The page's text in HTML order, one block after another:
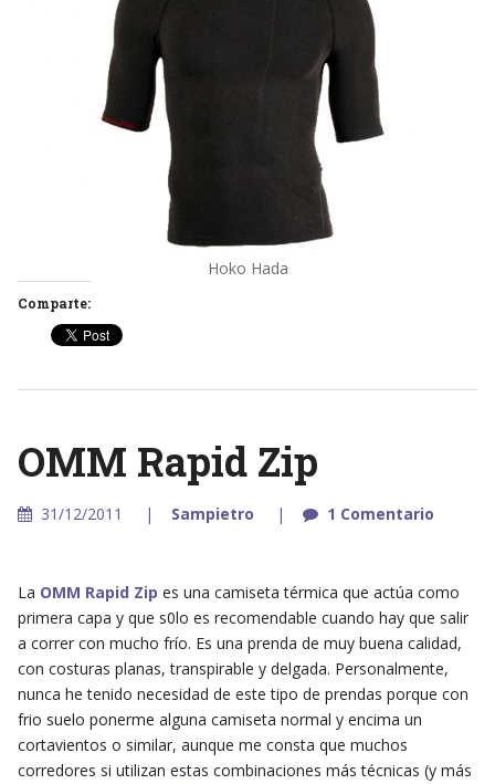
Hoko Hada
Comparte:
OMM Rapid Zip
31/12/2011 Sampietro 1 Comentario
La OMM Rapid Zip es una camiseta térmica que actúa como
primera capa y que s0lo es recomendable cuando hay que salir
a correr con mucho frío. Es una prenda de muy buena calidad,
con costuras planas, transpirable y delgada. Personalmente,
nunca he tenido necesidad de este tipo de prendas porque con
frio suelo ponerme alguna camiseta normal y encima un
cortavientos o similar, aunque me consta que muchos
corredores si utilizan estas combinaciones más técnicas (y más